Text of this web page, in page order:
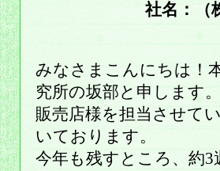
社名：（
みなさまこんにちは！
究所の坂部と申します
販売店様を担当させて
いております。
今年も残すところ、約3